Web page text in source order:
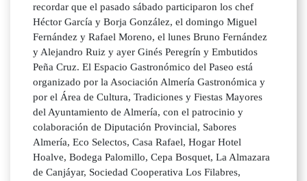
recordar que el pasado sábado participaron los chef
Héctor García y Borja González, el domingo Miguel
Fernández y Rafael Moreno, el lunes Bruno Fernández
y Alejandro Ruiz y ayer Ginés Peregrín y Embutidos
Peña Cruz. El Espacio Gastronómico del Paseo está
organizado por la Asociación Almería Gastronómica y
por el Área de Cultura, Tradiciones y Fiestas Mayores
del Ayuntamiento de Almería, con el patrocinio y
colaboración de Diputación Provincial, Sabores
Almería, Eco Selectos, Casa Rafael, Hogar Hotel
Hoalve, Bodega Palomillo, Cepa Bosquet, La Almazara
de Canjáyar, Sociedad Cooperativa Los Filabres,